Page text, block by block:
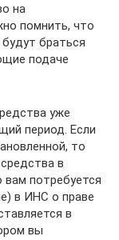
на
помнить, что
браться
подаче
уже
период. Если
то
в
потребуется
в ИНС о праве
в
вы